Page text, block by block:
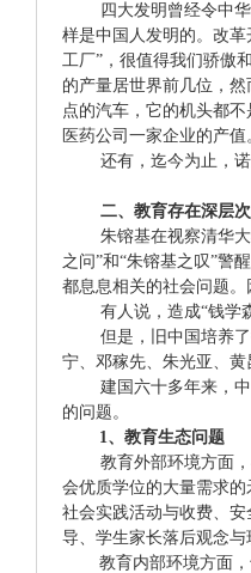
四大发明曾经令中
样是中国人发明的。改革
工厂”，很值得我们骄傲
的产量居世界前几位，
点的汽车，它的机头都
医药公司一家企业的产值
还有，迄今为止，
二、教育存在深层
朱镕基在视察清华
之问”和“朱镕基之叹”警
都息息相关的社会问题。
有人说，造成“钱学
但是，旧中国培养
宁、邓稼先、朱光亚、黄
建国六十多年来，
的问题。
1、教育生态问题
教育外部环境方面
会优质学位的大量需求
社会实践活动与收费、
导、学生家长落后观念与
教育内部环境方面